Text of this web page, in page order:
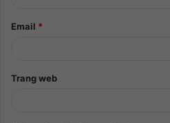
Email *
Trang web